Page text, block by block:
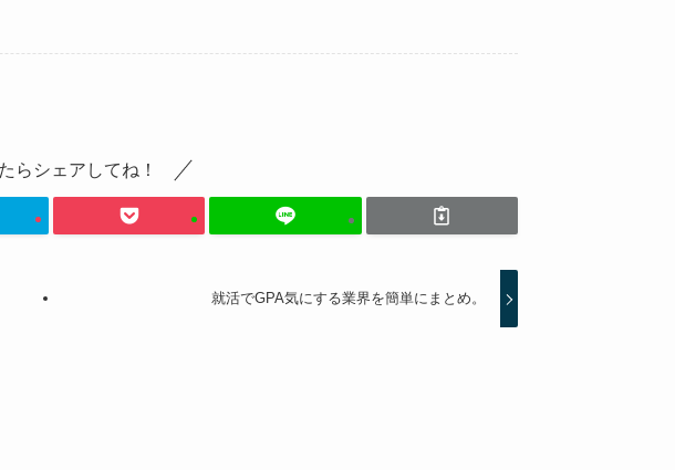
らシェアしてね！
就活でGPA気にする業界を簡単にまとめ。